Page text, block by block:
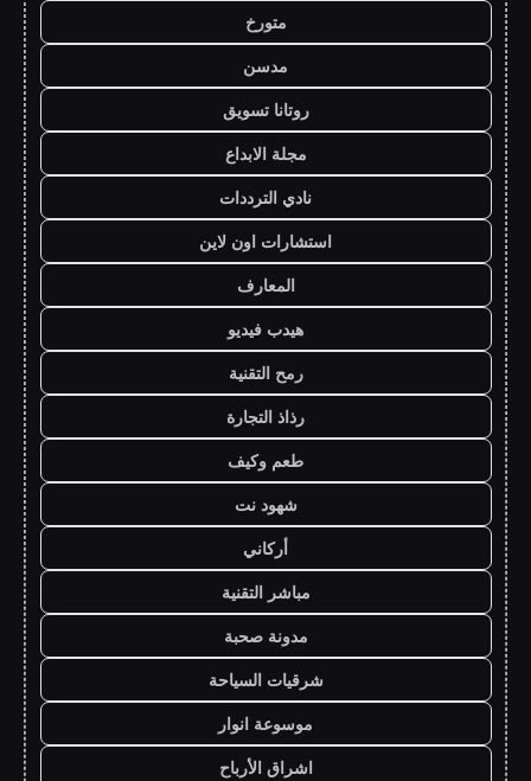
متورخ
مدسن
روتانا تسويق
مجلة الابداع
نادي الترددات
استشارات اون لاين
المعارف
هيدب فيديو
رمح التقنية
رذاذ التجارة
طعم وكيف
شهود نت
أركاني
مباشر التقنية
مدونة صحبة
شرقيات السياحة
موسوعة انوار
اشراق الأرباح